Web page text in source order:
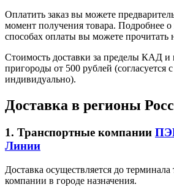
Оплатить заказ вы можете
момент получения товара. Подробнее
способах оплаты вы можете прочитать
Стоимость доставки за пределы КАД
пригороды от 500 рублей (согласуется
индивидуально).
Доставка в регионы
1. Транспортные компании
Линии
Доставка осуществляется до терминала
компании в городе назначения.